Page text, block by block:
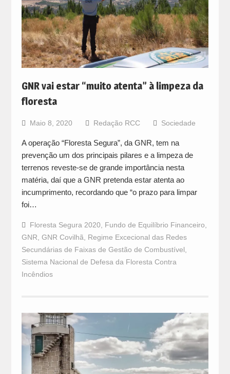
GNR vai estar “muito atenta” à limpeza da
floresta
Maio 8, 2020 Redação RCC Sociedade
A operação “Floresta Segura”, da GNR, tem na
prevenção um dos principais pilares e a limpeza de
terrenos reveste-se de grande importância nesta
matéria, daí que a GNR pretenda estar atenta ao
incumprimento, recordando que “o prazo para limpar
foi…
Floresta Segura 2020 Fundo de Equilíbrio Financeiro
GNR GNR Covilhã
Regime Excecional das Redes
Secundárias de Faixas de Gestão de Combustível
Sistema Nacional de Defesa da Floresta Contra
Incêndios